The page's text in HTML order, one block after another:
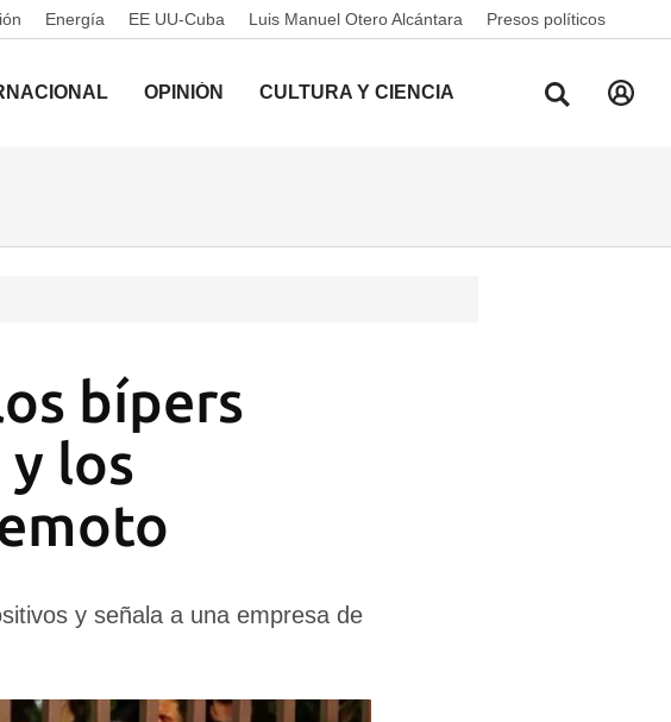
Energía EE UU-Cuba Luis Manuel Otero Alcántara Presos políticos
OPINIÓN CULTURA Y CIENCIA
bípers
los
y señala a una empresa de